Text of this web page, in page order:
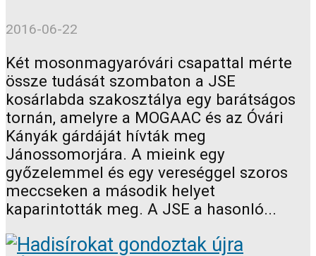
2016-06-22
Két mosonmagyaróvári csapattal mérte
össze tudását szombaton a JSE
kosárlabda szakosztálya egy barátságos
tornán, amelyre a MOGAAC és az Óvári
Kányák gárdáját hívták meg
Jánossomorjára. A mieink egy
győzelemmel és egy vereséggel szoros
meccseken a második helyet
kaparintották meg. A JSE a hasonló...